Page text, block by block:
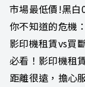
市場最低價!黑白
你不知道的危機
影印機租賃vs買
必看！影印機租
距離很遠，擔心